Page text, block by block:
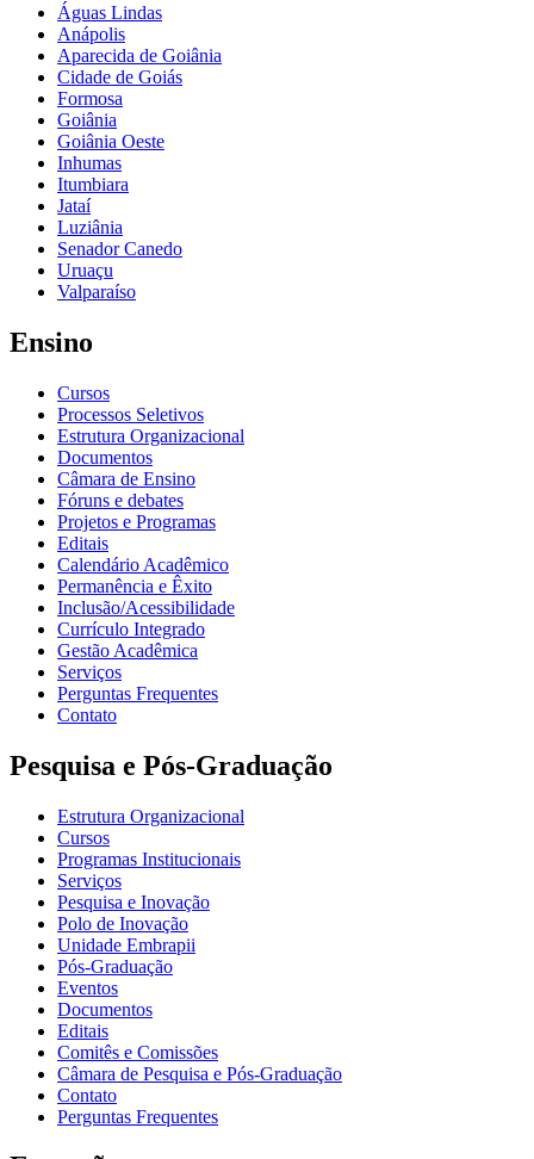
Águas Lindas
Anápolis
Aparecida de Goiânia
Cidade de Goiás
Formosa
Goiânia
Goiânia Oeste
Inhumas
Itumbiara
Jataí
Luziânia
Senador Canedo
Uruaçu
Valparaíso
Ensino
Cursos
Processos Seletivos
Estrutura Organizacional
Documentos
Câmara de Ensino
Fóruns e debates
Projetos e Programas
Editais
Calendário Acadêmico
Permanência e Êxito
Inclusão/Acessibilidade
Currículo Integrado
Gestão Acadêmica
Serviços
Perguntas Frequentes
Contato
Pesquisa e Pós-Graduação
Estrutura Organizacional
Cursos
Programas Institucionais
Serviços
Pesquisa e Inovação
Polo de Inovação
Unidade Embrapii
Pós-Graduação
Eventos
Documentos
Editais
Comitês e Comissões
Câmara de Pesquisa e Pós-Graduação
Contato
Perguntas Frequentes